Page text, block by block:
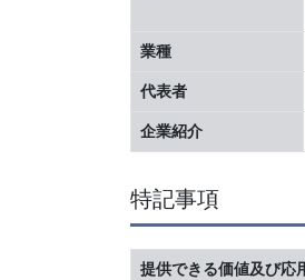
業種
代表者
企業紹介
特記事項
提供できる価値及び応